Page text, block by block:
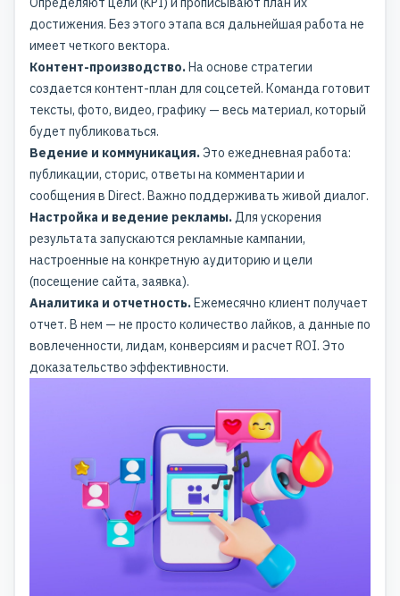
достижения. Без этого этапа вся дальнейшая работа не
имеет четкого вектора.
Контент-производство.На основе стратегии
создается контент-план для соцсетей. Команда готовит
тексты, фото, видео, графику — весь материал, который
будет публиковаться.
Ведение и коммуникация.Это ежедневная работа:
публикации, сторис, ответы на комментарии и
сообщения в Direct. Важно поддерживать живой диалог.
Настройка и ведение рекламы.Для ускорения
результата запускаются рекламные кампании,
настроенные на конкретную аудиторию и цели
(посещение сайта, заявка).
Аналитика и отчетность.Ежемесячно клиент получает
отчет. В нем — не просто количество лайков, а данные по
вовлеченности, лидам, конверсиям и расчет ROI. Это
доказательство эффективности.